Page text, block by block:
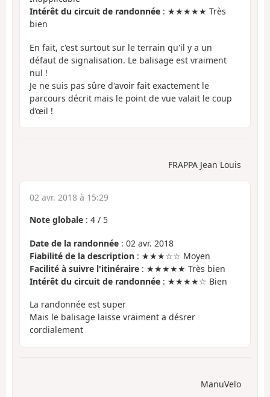
Intérêt du circuit de randonnée : ★★★★★ Très
bien
En fait, c'est surtout sur le terrain qu'il y a un
défaut de signalisation. Le balisage est vraiment
nul !
Je ne suis pas sûre d'avoir fait exactement le
parcours décrit mais le point de vue valait le coup
d’œil !
FRAPPA Jean Louis
02 avr. 2018 à 15:29
Note globale : 4 / 5
Date de la randonnée : 02 avr. 2018
Fiabilité de la description : ★★★☆☆ Moyen
Facilité à suivre l'itinéraire : ★★★★★ Très bien
Intérêt du circuit de randonnée : ★★★★☆ Bien
La randonnée est super
Mais le balisage laisse vraiment a désrer
cordialement
ManuVelo